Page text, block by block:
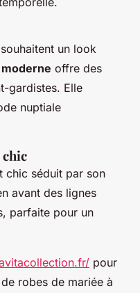
un look
offre des
gardistes. Elle
nuptiale
chic
chic séduit par son
avant des lignes
parfaite pour un
pour
robes de mariée à